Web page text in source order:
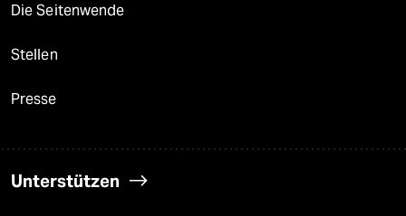
Die Seitenwende
Stellen
Presse
Unterstützen